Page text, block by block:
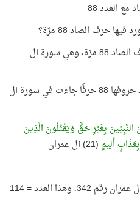
العدد 88
حرف الصاد 88 مرّة؟
نعم هناك سورة واحدة ورد فيها حرف الصاد 88 مرّة، وهي سورة آل
والعجيب أن أوّل آية في القرآن عدد حروفها 88 حرفًا جاءت في سورة آل
النَّبِيِّينَ بِغَيْرِ حَقٍّ وَيَقْتُلُونَ الَّذِينَ
أَلِيمٍ (21) آل عمران
هذه الكلمة ترتيبها من بداية سورة آل عمران رقم 342، وهذا العدد = 114